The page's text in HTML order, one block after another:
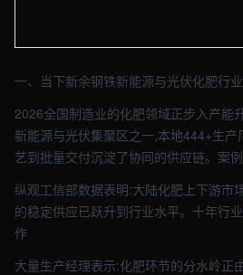
一、当下新余钢铁新能源与光伏化肥行
2026全国制造业的化肥领域正步入产能
新能源与光伏集聚区之一,本地444+生
艺到批量交付沉淀了协同的供应链。案
纵观工信部数据表明:大陆化肥上下游市
的稳定供应已跃升到行业水平。十年行
作
大量生产经理表示:化肥环节的分水岭正